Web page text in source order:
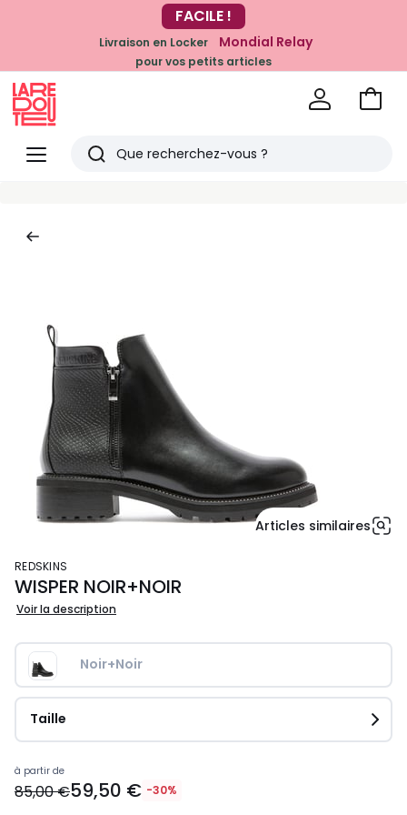
-20% dès 39€*
sur la mode
FACILE !
Livraison en Locker Mondial Relay
pour vos petits articles
Menu
Redoute
Rechercher
Voir
Articles similaires
REDSKINS
WISPER NOIR+NOIR
Voir la description
Noir+Noir
Taille
Prix
à
à partir de
85,00 €59,50 € -30%